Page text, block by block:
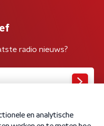
radio nieuws?